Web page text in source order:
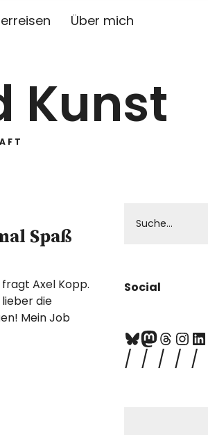
Über mich
Kunst
Spaß
Axel Kopp.
die
Mein Job
Social